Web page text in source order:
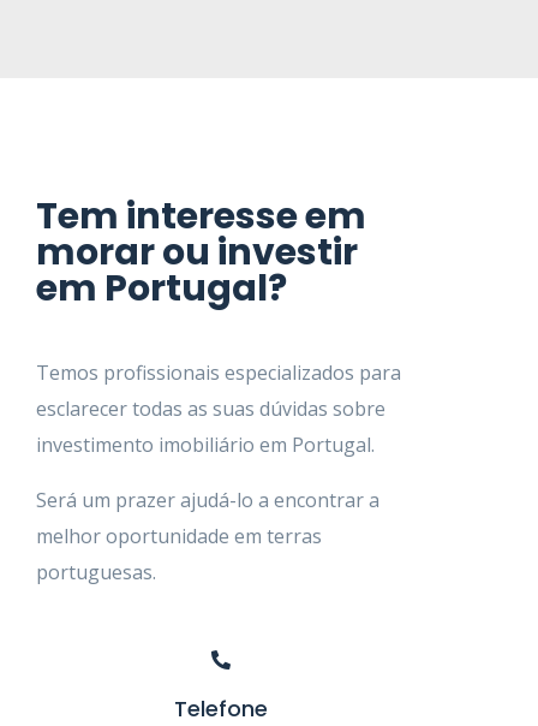
Tem interesse em
morar ou investir
em Portugal?
Temos profissionais especializados para
esclarecer todas as suas dúvidas sobre
investimento imobiliário em Portugal.
Será um prazer ajudá-lo a encontrar a
melhor oportunidade em terras
portuguesas.
Telefone